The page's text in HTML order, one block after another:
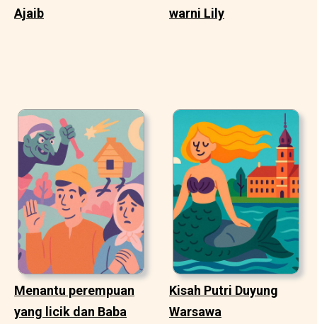
Ajaib warni Lily
Menantu perempuan
yang licik dan Baba
Kisah Putri Duyung
Warsawa